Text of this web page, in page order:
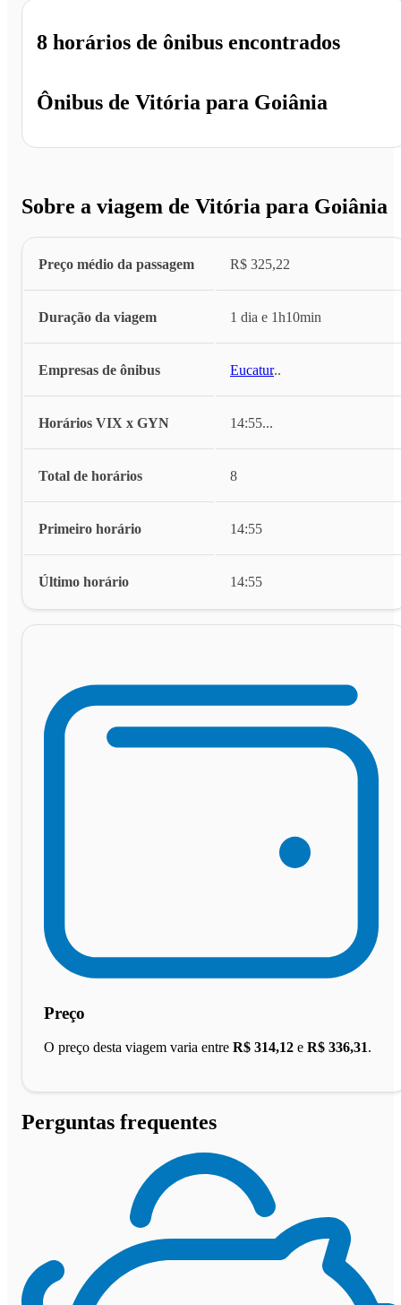
Ônibus de Vitória para Goiânia
8 horários de ônibus encontrados
Sobre a viagem de Vitória para Goiânia
Preço médio da passagem R$ 325,22
Duração da viagem 1 dia e 1h10min
Empresas de ônibus Eucatur...
Horários VIX x GYN 14:55...
Total de horários 8
Primeiro horário 14:55
Último horário 14:55
Preço
O preço desta viagem varia entre R$ 314,12 e R$ 336,31.
Perguntas frequentes